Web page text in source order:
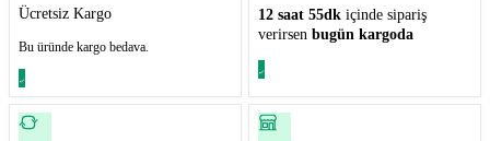
Ücretsiz Kargo
Bu üründe kargo bedava.
12 saat 55dk içinde sipariş
verirsen bugün kargoda